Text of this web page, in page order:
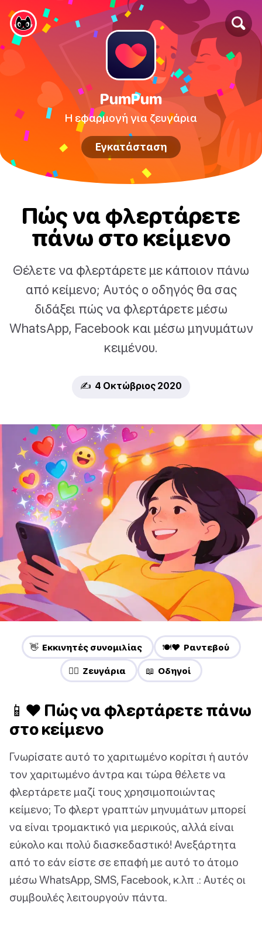
PumPum
Η εφαρμογή για ζευγάρια
Εγκατάσταση
Πώς να φλερτάρετε
πάνω στο κείμενο
Θέλετε να φλερτάρετε με κάποιον πάνω
από κείμενο; Αυτός ο οδηγός θα σας
διδάξει πώς να φλερτάρετε μέσω
WhatsApp, Facebook και μέσω μηνυμάτων
κειμένου.
✍️ 4 Οκτώβριος 2020
👋 Εκκινητές συνομιλίας 🍽️❤️ Ραντεβού
❤️‍🔥 Ζευγάρια 📖 Οδηγοί
📱❤ Πώς να φλερτάρετε πάνω
στο κείμενο
Γνωρίσατε αυτό το χαριτωμένο κορίτσι ή αυτόν
τον χαριτωμένο άντρα και τώρα θέλετε να
φλερτάρετε μαζί τους χρησιμοποιώντας
κείμενο; Το φλερτ γραπτών μηνυμάτων μπορεί
να είναι τρομακτικό για μερικούς, αλλά είναι
εύκολο και πολύ διασκεδαστικό! Ανεξάρτητα
από το εάν είστε σε επαφή με αυτό το άτομο
μέσω WhatsApp, SMS, Facebook, κ.λπ .: Αυτές οι
συμβουλές λειτουργούν πάντα.